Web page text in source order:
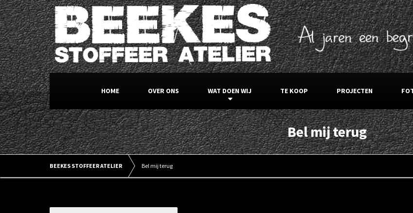
HOME OVER ONS WAT DOEN WIJ TE KOOP PROJECTEN
Bel mij terug
BEEKES STOFFEER ATELIER Bel mij terug